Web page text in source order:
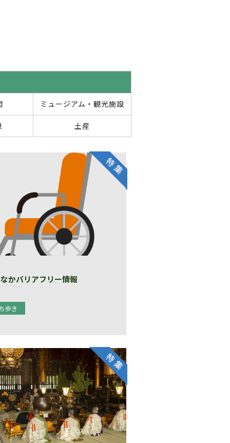
ミュージアム・観光施設
土産
かバリアフリー情報
歩き